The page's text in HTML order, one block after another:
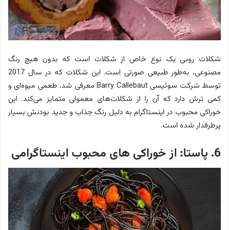
شکلات روبی یک نوع خاص از شکلات است که بدون هیچ رنگ
مصنوعی، به‌طور طبیعی صورتی است. این شکلات که در سال 2017
توسط شرکت سوئیسی Barry Callebaut معرفی شد، طعمی میوه‌ای و
کمی ترش دارد که آن را از شکلات‌های معمولی متمایز می‌کند. این
خوراکی محبوب در اینستاگرام به دلیل رنگ جذاب و جدید بودنش بسیار
پرطرفدار شده است.
6. پاستا: از خوراکی های محبوب اینستاگرامی